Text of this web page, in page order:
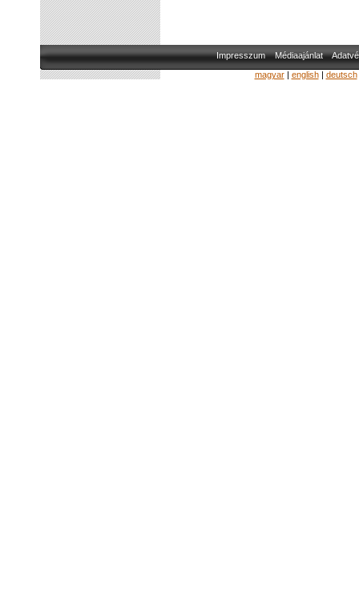
Impresszum Médiaajánlat
magyar| english| deutsch